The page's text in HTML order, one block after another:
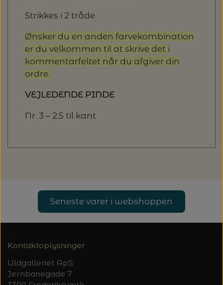
Strikkes i 2 tråde
Ønsker du en anden farvekombination
er du velkommen til at skrive det i
kommentarfeltet når du afgiver din
ordre.
VEJLEDENDE PINDE
Nr. 3 – 2,5 til kant
Seneste varer i webshoppen
Kontaktoplysninger
Uldgalleriet ApS
Jernbanegade 7